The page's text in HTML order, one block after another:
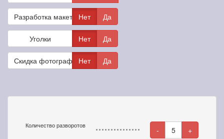
Разработка макета Нет Да
Уголки Нет Да
Скидка фотографамНет Да
Количество разворотов - 5 +